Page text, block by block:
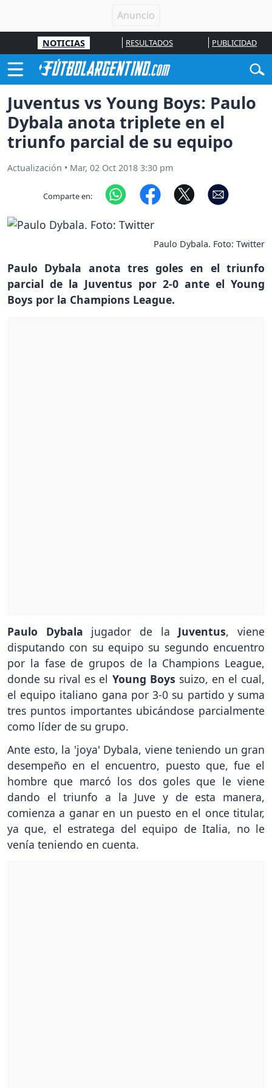
NOTICIAS RESULTADOS PUBLICIDAD
Juventus vs Young Boys: Paulo
Dybala anota triplete en el
triunfo parcial de su equipo
Actualización • Mar, 02 Oct 2018 3:30 pm
Comparte en:
Paulo Dybala. Foto: Twitter
Paulo Dybala anota tres goles en el triunfo
parcial de la Juventus por 2-0 ante el Young
Boys por la Champions League.
Paulo Dybala jugador de la Juventus, viene
disputando con su equipo su segundo encuentro
por la fase de grupos de la Champions League,
donde su rival es el Young Boys suizo, en el cual,
el equipo italiano gana por 3-0 su partido y suma
tres puntos importantes ubicándose parcialmente
como líder de su grupo.
Ante esto, la 'joya' Dybala, viene teniendo un gran
desempeño en el encuentro, puesto que, fue el
hombre que marcó los dos goles que le viene
dando el triunfo a la Juve y de esta manera,
comienza a ganar en un puesto en el once titular,
ya que, el estratega del equipo de Italia, no le
venía teniendo en cuenta.